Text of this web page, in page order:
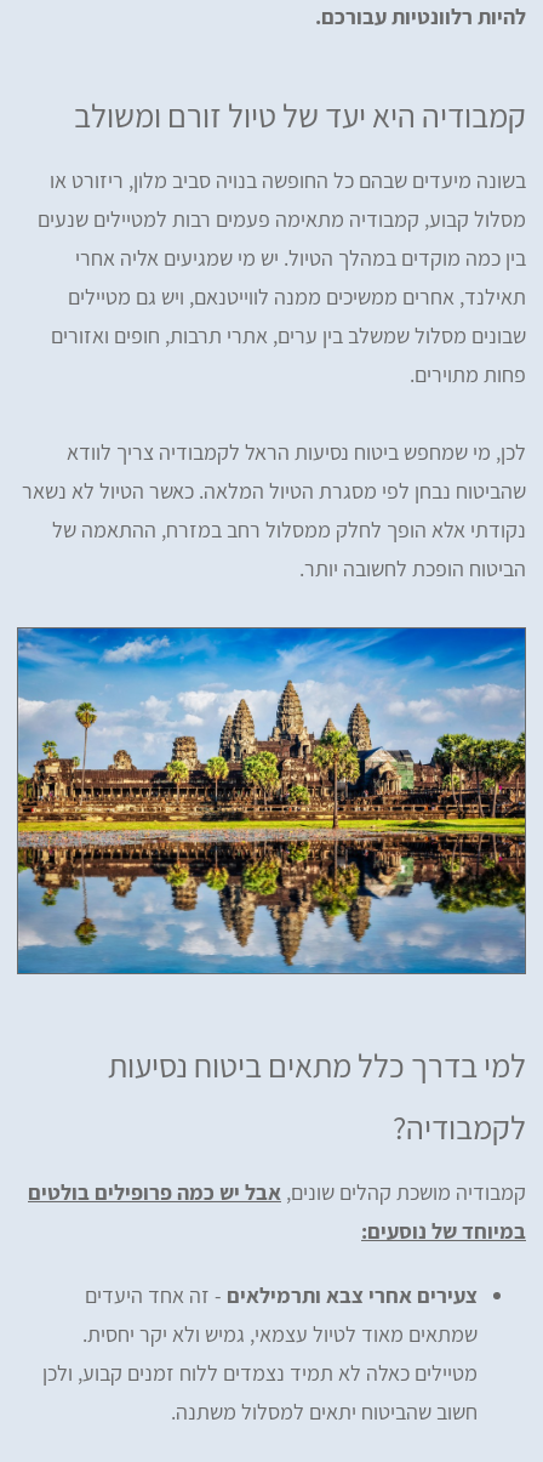
להיות רלוונטיות עבורכם.
קמבודיה היא יעד של טיול זורם ומשולב
בשונה מיעדים שבהם כל החופשה בנויה סביב מלון, ריזורט או
מסלול קבוע, קמבודיה מתאימה פעמים רבות למטיילים שנעים
בין כמה מוקדים במהלך הטיול. יש מי שמגיעים אליה אחרי
תאילנד, אחרים ממשיכים ממנה לווייטנאם, ויש גם מטיילים
שבונים מסלול שמשלב בין ערים, אתרי תרבות, חופים ואזורים
פחות מתוירים.
לכן, מי שמחפש ביטוח נסיעות הראל לקמבודיה צריך לוודא
שהביטוח נבחן לפי מסגרת הטיול המלאה. כאשר הטיול לא נשאר
נקודתי אלא הופך לחלק ממסלול רחב במזרח, ההתאמה של
הביטוח הופכת לחשובה יותר.
למי בדרך כלל מתאים ביטוח נסיעות
לקמבודיה?
קמבודיה מושכת קהלים שונים, אבל יש כמה פרופילים בולטים
במיוחד של נוסעים:
צעירים אחרי צבא ותרמילאים - זה אחד היעדים
שמתאים מאוד לטיול עצמאי, גמיש ולא יקר יחסית.
מטיילים כאלה לא תמיד נצמדים ללוח זמנים קבוע, ולכן
חשוב שהביטוח יתאים למסלול משתנה.